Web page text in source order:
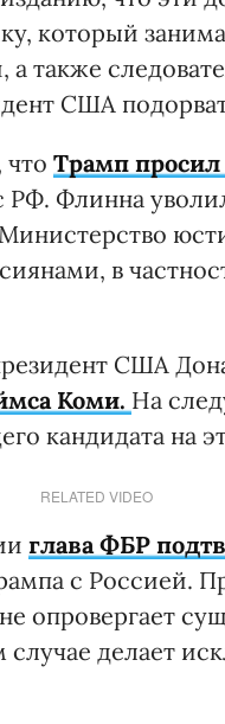
который
также
США
Трамп просил
РФ. Флинна
в
США
Коми. На
кандидата на
RELATED VIDEO
глава ФБР
с Россией.
опровергает
делает